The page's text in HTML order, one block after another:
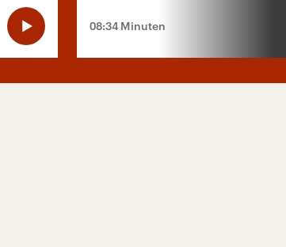
08:34 Minuten